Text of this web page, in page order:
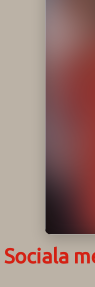
Sociala